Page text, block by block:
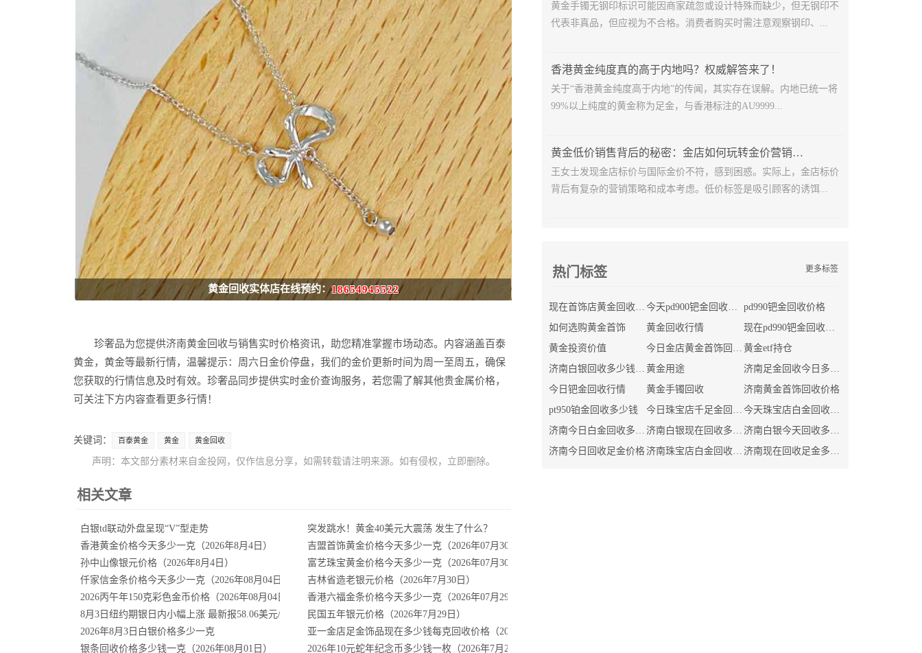
黄金回收实体店在线预约：18654945522
珍奢品为您提供济南黄金回收与销售实时价格资讯，助您精准掌握市场动态。内容涵盖百泰
黄金，黄金等最新行情，温馨提示：周六日金价停盘，我们的金价更新时间为周一至周五，确保
您获取的行情信息及时有效。珍奢品同步提供实时金价查询服务，若您需了解其他贵金属价格，
可关注下方内容查看更多行情！
关键词： 百泰黄金 黄金 黄金回收
声明：本文部分素材来自金投网，仅作信息分享，如需转载请注明来源。如有侵权，立即删除。
相关文章
白银td联动外盘呈现“V”型走势
香港黄金价格今天多少一克（2026年8月4日）
孙中山像银元价格（2026年8月4日）
仟家信金条价格今天多少一克（2026年08月04日）
2026丙午年150克彩色金币价格（2026年08月04日）
8月3日纽约期银日内小幅上涨 最新报58.06美元/盎司
2026年8月3日白银价格多少一克
银条回收价格多少钱一克（2026年08月01日）
突发跳水！黄金40美元大震荡 发生了什么？
吉盟首饰黄金价格今天多少一克（2026年07月30日）
富艺珠宝黄金价格今天多少一克（2026年07月30日）
吉林省造老银元价格（2026年7月30日）
香港六福金条价格今天多少一克（2026年07月29日）
民国五年银元价格（2026年7月29日）
亚一金店足金饰品现在多少钱每克回收价格（2026年07月28日）
2026年10元蛇年纪念币多少钱一枚（2026年7月28日）
黄金手镯无钢印标识可能因商家疏忽或设计特殊而缺少，但无钢印不
代表非真品，但应视为不合格。消费者购买时需注意观察钢印、...
香港黄金纯度真的高于内地吗？权威解答来了！
关于“香港黄金纯度高于内地”的传闻，其实存在误解。内地已统一将
99%以上纯度的黄金称为足金，与香港标注的AU9999...
黄金低价销售背后的秘密：金店如何玩转金价营销策略？
王女士发现金店标价与国际金价不符，感到困惑。实际上，金店标价
背后有复杂的营销策略和成本考虑。低价标签是吸引顾客的诱饵...
热门标签 更多标签
现在首饰店黄金回收价格 今天pd900钯金回收多少钱一克
pd990钯金回收价格
如何选购黄金首饰
黄金回收行情
现在pd990钯金回收价格
黄金投资价值
今日金店黄金首饰回收价格 黄金etf持仓
济南白银回收多少钱一克 黄金用途
济南足金回收今日多少钱
今日钯金回收行情
黄金手镯回收
济南黄金首饰回收价格
pt950铂金回收多少钱
今日珠宝店千足金回收多少钱
今天珠宝店白金回收价格
济南今日白金回收多少钱
济南白银现在回收多少钱
济南白银今天回收多少钱
济南今日回收足金价格
济南珠宝店白金回收价格 济南现在回收足金多少钱